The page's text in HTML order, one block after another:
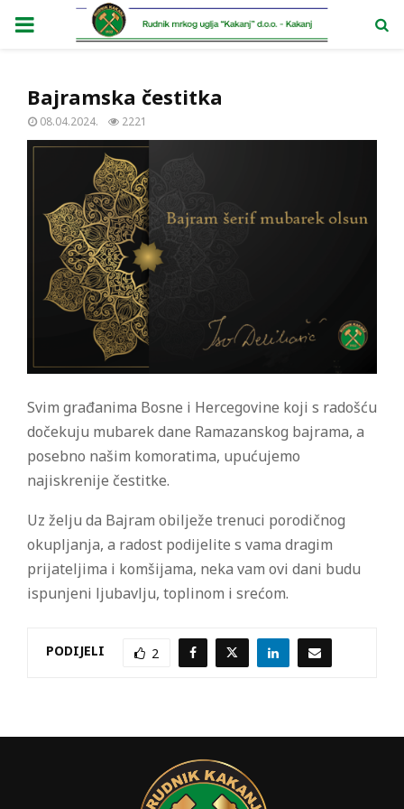
PRIMARY
Bajramska čestitka
08.04.2024. 2221
Svim građanima Bosne i Hercegovine koji s radošću
dočekuju mubarek dane Ramazanskog bajrama, a
posebno našim komoratima, upućujemo
najiskrenije čestitke.
Uz želju da Bajram obilježe trenuci porodičnog
okupljanja, a radost podijelite s vama dragim
prijateljima i komšijama, neka vam ovi dani budu
ispunjeni ljubavlju, toplinom i srećom.
PODIJELI 2